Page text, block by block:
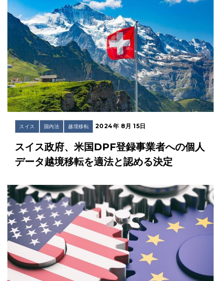
スイス 国内法 越境移転 2024年 8月 15日
スイス政府、米国DPF登録事業者への個人
データ越境移転を適法と認める決定